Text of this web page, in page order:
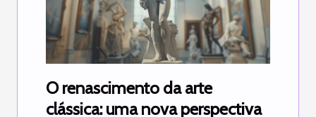
O renascimento da arte
clássica: uma nova perspectiva